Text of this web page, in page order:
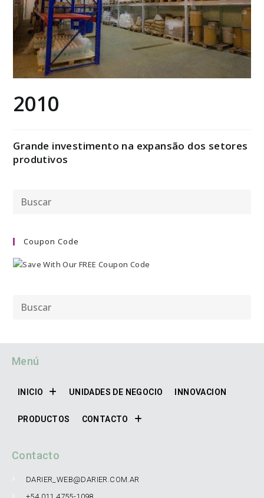
2010
Grande investimento na expansão dos setores
produtivos
Coupon Code
Menú
INICIO UNIDADES DE NEGOCIO INNOVACION
PRODUCTOS CONTACTO
Contacto
DARIER_WEB@DARIER.COM.AR